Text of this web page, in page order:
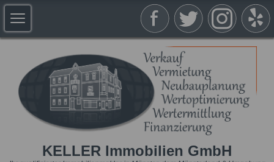
KELLER Immobilien GmbH